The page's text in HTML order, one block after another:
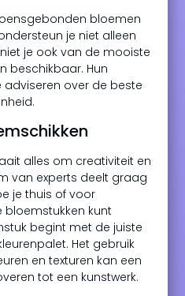
bloemen
je niet alleen
je ook van de mooiste
beschikbaar. Hun
over de beste
alles om creativiteit en
van experts deelt graag
je thuis of voor
kunt
begint met de juiste
Het gebruik
en texturen kan een
tot een kunstwerk.